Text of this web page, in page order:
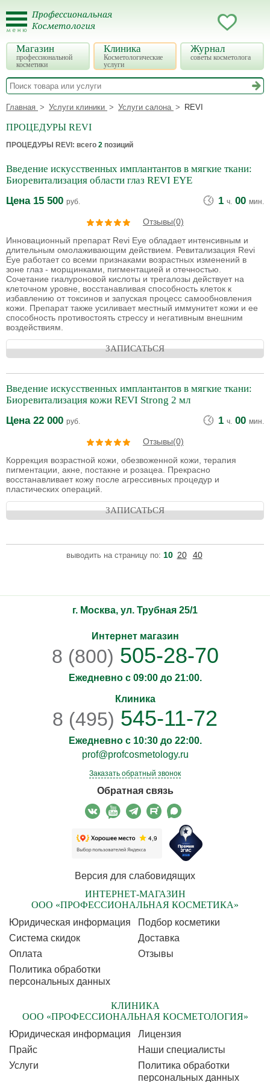
Магазин
профессиональной
косметики
Клиника
Косметологические
услуги
Журнал
советы косметолога
Главная Услуги клиники Услуги салона REVI
ПРОЦЕДУРЫ REVI
ПРОЦЕДУРЫ REVI : всего 2 позиций
Введение искусственных имплантантов в мягкие ткани:
Биоревитализация области глаз REVI EYE
Цена15 500 руб. 1 ч. 00 мин.
Отзывы(0)
Инновационный препарат Revi Eye обладает интенсивным и
длительным омолаживающим действием. Ревитализация Revi
Eye работает со всеми признаками возрастных изменений в
зоне глаз - морщинками, пигментацией и отечностью.
Сочетание гиалуроновой кислоты и трегалозы действует на
клеточном уровне, восстанавливая способность клеток к
избавлению от токсинов и запуская процесс самообновления
кожи. Препарат также усиливает местный иммунитет кожи и ее
способность противостоять стрессу и негативным внешним
воздействиям.
ЗАПИСАТЬСЯ
Введение искусственных имплантантов в мягкие ткани:
Биоревитализация кожи REVI Strong 2 мл
Цена22 000 руб. 1 ч. 00 мин.
Отзывы(0)
Коррекция возрастной кожи, обезвоженной кожи, терапия
пигментации, акне, постакне и розацеа. Прекрасно
восстанавливает кожу после агрессивных процедур и
пластических операций.
ЗАПИСАТЬСЯ
выводить на страницу по: 10 20 40
г. Москва, ул. Трубная 25/1
Интернет магазин
8 (800) 505-28-70
Ежедневно с 09:00 до 21:00.
Клиника
8 (495) 545-11-72
Ежедневно с 10:30 до 22:00.
prof@profcosmetology.ru
Заказать обратный звонок
Обратная связь
Версия для слабовидящих
ИНТЕРНЕТ-МАГАЗИН
ООО «ПРОФЕССИОНАЛЬНАЯ КОСМЕТИКА»
Юридическая информация
Подбор косметики
Cистема скидок
Доставка
Оплата
Отзывы
Политика обработки
персональных данных
КЛИНИКА
ООО «ПРОФЕССИОНАЛЬНАЯ КОСМЕТОЛОГИЯ»
Юридическая информация
Лицензия
Прайс
Наши специалисты
Услуги
Политика обработки
персональных данных